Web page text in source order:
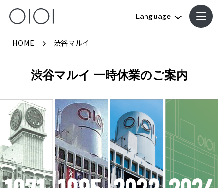
Language
HOME 渋谷マルイ
渋谷マルイ 一時休業のご案内